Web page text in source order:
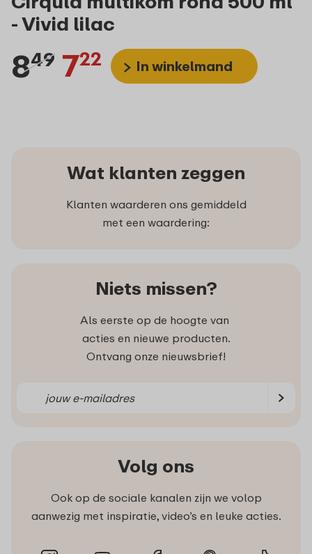
- Vivid lilac
849 722 In winkelmand
Wat klanten zeggen
Klanten waarderen ons gemiddeld
met een waardering:
Niets missen?
Als eerste op de hoogte van
acties en nieuwe producten.
Ontvang onze nieuwsbrief!
Volg ons
Ook op de sociale kanalen zijn we volop
aanwezig met inspiratie, video’s en leuke acties.